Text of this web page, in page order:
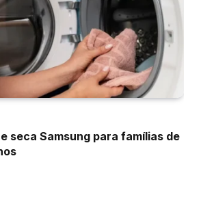
seca Samsung para famílias de